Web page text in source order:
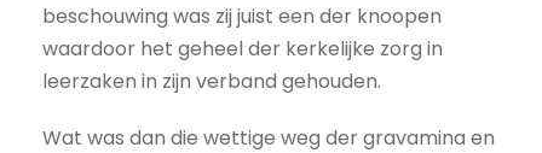
beschouwing was zij juist een der knoopen
waardoor het geheel der kerkelijke zorg in
leerzaken in zijn verband gehouden.
Wat was dan die wettige weg der gravamina en